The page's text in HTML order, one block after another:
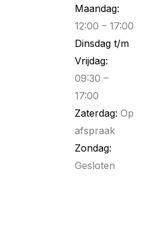
Maandag:
12:00 – 17:00
Dinsdag t/m
Vrijdag:
09:30 –
17:00
Zaterdag: Op
afspraak
Zondag:
Gesloten